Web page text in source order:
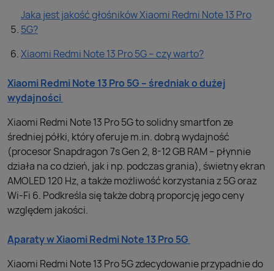
Jaka jest jakość głośników Xiaomi Redmi Note 13 Pro
5G?
Xiaomi Redmi Note 13 Pro 5G – czy warto?
Xiaomi Redmi Note 13 Pro 5G – średniak o dużej
wydajności
Xiaomi Redmi Note 13 Pro 5G to solidny smartfon ze
średniej półki, który oferuje m.in. dobrą wydajność
(procesor Snapdragon 7s Gen 2, 8-12 GB RAM – płynnie
działa na co dzień, jak i np. podczas grania), świetny ekran
AMOLED 120 Hz, a także możliwość korzystania z 5G oraz
Wi-Fi 6. Podkreśla się także dobrą proporcję jego ceny
względem jakości.
Aparaty w Xiaomi Redmi Note 13 Pro 5G
Xiaomi Redmi Note 13 Pro 5G zdecydowanie przypadnie do